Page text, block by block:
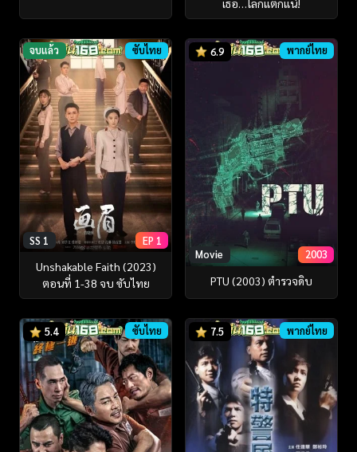
เธอ…โลกแตกแน่!
จบแล้ว ซับไทย
SS 1 EP 1
Unshakable Faith (2023)
ตอนที่ 1-38 จบ ซับไทย
6.9 พากย์ไทย
Movie 2003
PTU (2003) ตำรวจดิบ
5.4 ซับไทย 7.5 พากย์ไทย